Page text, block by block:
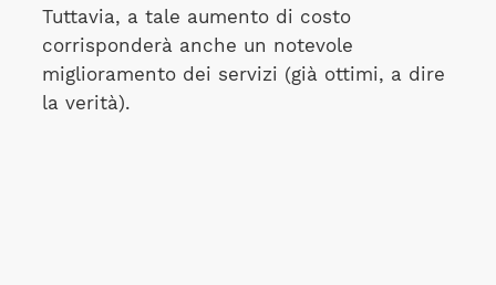
Tuttavia, a tale aumento di costo
corrisponderà anche un notevole
miglioramento dei servizi (già ottimi, a dire
la verità).